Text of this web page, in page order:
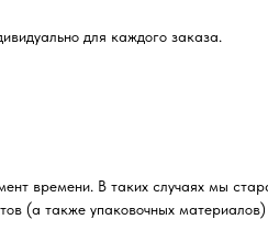
для каждого заказа.
времени. В таких случаях мы
(а также упаковочных